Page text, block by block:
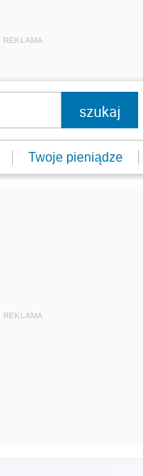
REKLAMA
Twoje pieniądze